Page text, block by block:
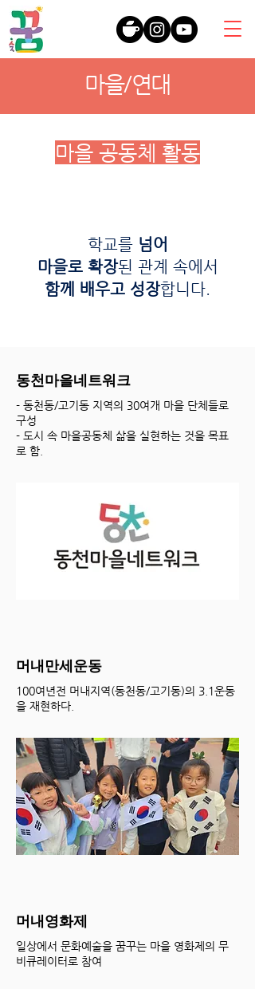
마을/연대
마을 공동체 활동
학교를 넘어
마을로 확장된 관계 속에서
함께 배우고 성장합니다.
동천마을네트워크
- 동천동/고기동 지역의 30여개 마을 단체들로
구성
- 도시 속 마을공동체 삶을 실현하는 것을 목표
로 함.
머내만세운동
100여년전 머내지역(동천동/고기동)의 3.1운동
을 재현하다.
머내영화제
일상에서 문화예술을 꿈꾸는 마을 영화제의 무
비큐레이터로 참여